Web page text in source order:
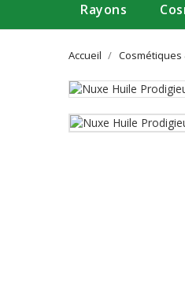
Rayons
Accueil Cosmétiques